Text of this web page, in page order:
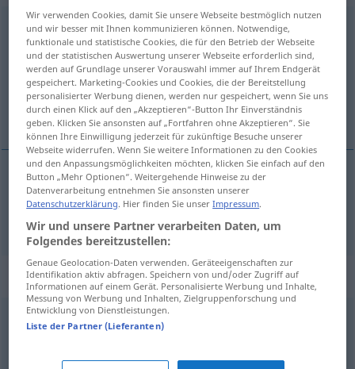
Chirurgie [çirʊrˈgiː]f <Chirurgie>
Übersicht aller Übersetzungen
(Für mehr Details die Übersetzung anklicken/antippen)
cirugía
cirugíaf Chirurgie
Beispielsätze für "Chirurgie"
plastische Chirurgie
Wir verwenden Cookies, damit Sie unsere Webseite bestmöglich nutzen
und wir besser mit Ihnen kommunizieren können. Notwendige,
funktionale und statistische Cookies, die für den Betrieb der Webseite
und der statistischen Auswertung unserer Webseite erforderlich sind,
werden auf Grundlage unserer Vorauswahl immer auf Ihrem Endgerät
gespeichert. Marketing-Cookies und Cookies, die der Bereitstellung
personalisierter Werbung dienen, werden nur gespeichert, wenn Sie uns
durch einen Klick auf den „Akzeptieren“-Button Ihr Einverständnis
geben. Klicken Sie ansonsten auf „Fortfahren ohne Akzeptieren“. Sie
können Ihre Einwilligung jederzeit für zukünftige Besuche unserer
Webseite widerrufen. Wenn Sie weitere Informationen zu den Cookies
und den Anpassungsmöglichkeiten möchten, klicken Sie einfach auf den
Button „Mehr Optionen“. Weitergehende Hinweise zu der
Datenverarbeitung entnehmen Sie ansonsten unserer
Datenschutzerklärung. Hier finden Sie unserImpressum.
Wir und unsere Partner verarbeiten Daten, um
Folgendes bereitzustellen:
Genaue Geolocation-Daten verwenden. Geräteeigenschaften zur
Identifikation aktiv abfragen. Speichern von und/oder Zugriff auf
Informationen auf einem Gerät. Personalisierte Werbung und Inhalte,
Messung von Werbung und Inhalten, Zielgruppenforschung und
Entwicklung von Dienstleistungen.
Liste der Partner (Lieferanten)